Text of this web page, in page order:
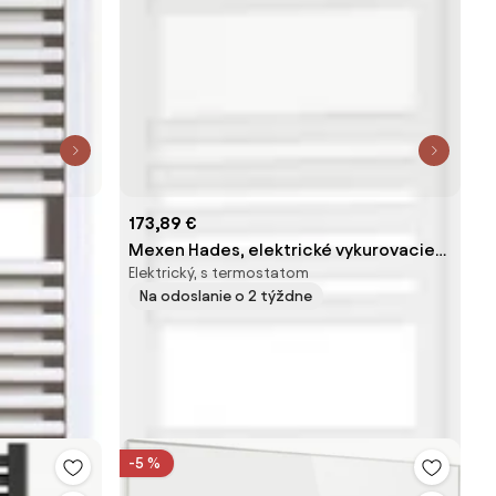
173,89 €
Mexen Hades, elektrické vykurovacie
teleso 1500 x 400 mm, 600 W, biela,
W104-1500-400-2600-20
Elektrický, s termostatom
Na odoslanie o 2 týždne
-5 %